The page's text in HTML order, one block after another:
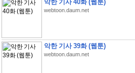
악한 기사 40화 (웹툰)
webtoon.daum.net
악한 기사 39화 (웹툰)
webtoon.daum.net